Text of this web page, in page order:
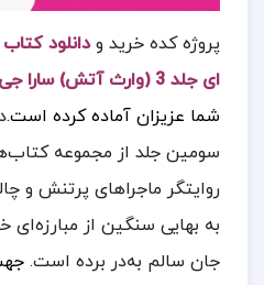
پروژه کده خرید ودانلود
ای جلد 3 (وارث آتش) سارا جی. ماس (PDF)
شما عزیزان آماده کرده است.
سومین جلد از مجموعه
روایتگر ماجراهای پرتنش و
به بهایی سنگین از مبارزه‌ای
جان سالم به‌در برده است.